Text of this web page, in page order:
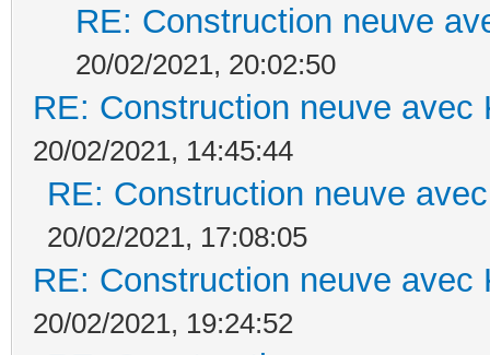
RE: Construction neuve
20/02/2021, 20:02:50
RE: Construction neuve avec
20/02/2021, 14:45:44
RE: Construction neuve
20/02/2021, 17:08:05
RE: Construction neuve avec
20/02/2021, 19:24:52